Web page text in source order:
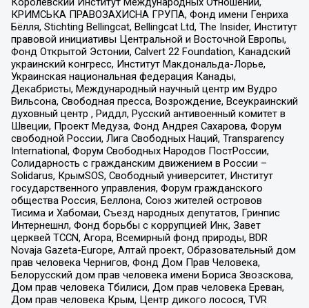
КРИМСЬКА ПРАВОЗАХИСНА ГРУПА, Фонд имени Генриха
Бёлля, Stichting Bellingcat, Bellingcat Ltd, The Insider, Институт
правовой инициативы Центральной и Восточной Европы,
Фонд Открытой Эстонии, Calvert 22 Foundation, Канадский
украинский конгресс, Институт Макдональда-Лорье,
Украинская национальная федерация Канады,
Декабристы, Международный научный центр им Вудро
Вильсона, Свободная пресса, Возрождение, Всеукраинский
духовный центр , Риддл, Русский антивоенный комитет в
Швеции, Проект Медуза, Фонд Андрея Сахарова, Форум
свободной России, Лига Свободных Наций, Transparеncy
International, Форум Свободных Народов ПостРоссии,
Солидарность с гражданским движением в России –
Solidarus, КрымSOS, Свободный университет, Институт
государственного управления, Форум гражданского
общества Россия, Беллона, Союз жителей островов
Тисима и Хабомаи, Съезд народных депутатов, Гринпис
Интернешнл, Фонд борьбы с коррупцией Инк, Завет
церквей TCCN, Агора, Всемирный фонд природы, BDR
Novaja Gazeta-Europe, Алтай проект, Образовательный дом
прав человека Чернигов, Фонд Дом Прав Человека,
Белорусский дом прав человека имени Бориса Звозскова,
Дом прав человека Тбилиси, Дом прав человека Ереван,
Дом прав человека Крым, Центр дикого лосося, TVR